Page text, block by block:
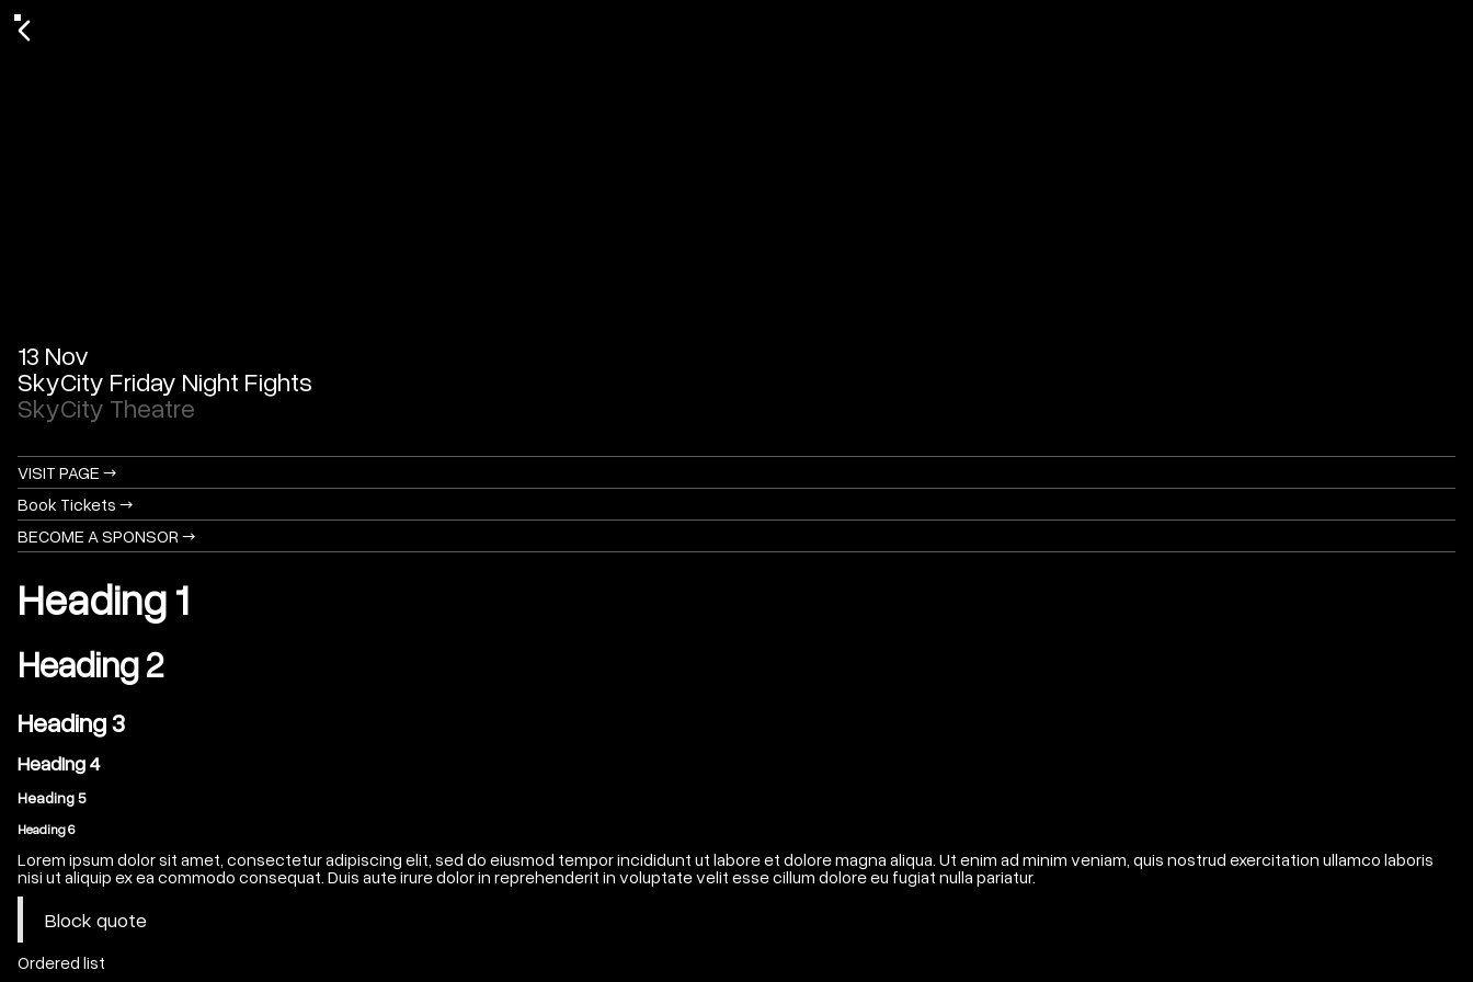
13 Nov
SkyCity Friday Night Fights
SkyCity Theatre
VISIT PAGE →
Book Tickets →
BECOME A SPONSOR →
Heading 1
Heading 2
Heading 3
Heading 4
Heading 5
Heading 6
Lorem ipsum dolor sit amet, consectetur adipiscing elit, sed do eiusmod tempor incididunt ut labore et dolore magna aliqua. Ut enim ad minim veniam, quis nostrud exercitation ullamco laboris
nisi ut aliquip ex ea commodo consequat. Duis aute irure dolor in reprehenderit in voluptate velit esse cillum dolore eu fugiat nulla pariatur.
Block quote
Ordered list